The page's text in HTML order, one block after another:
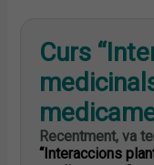
Curs
Recentment, va
“Interaccions